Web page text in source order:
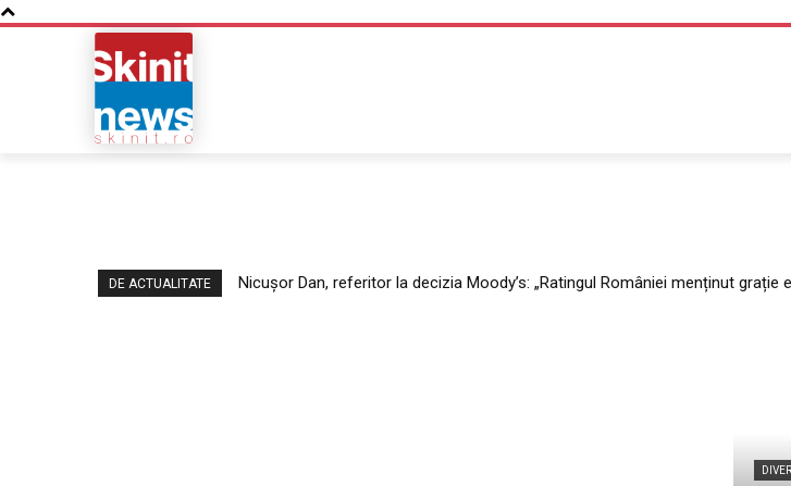
DE ACTUALITATE
Nicușor Dan, referitor la decizia Moody’s: „Ratingul României menținut